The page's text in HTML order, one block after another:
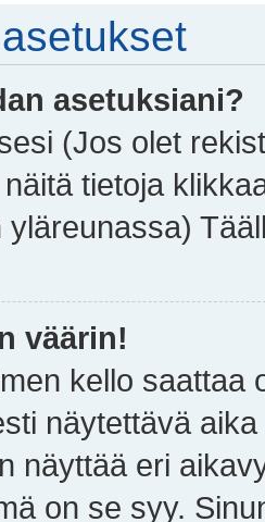
asetuksiani?
(Jos olet
tietoja
väärin!
kello saattaa
näytettävä
näyttää eri
on se syy.